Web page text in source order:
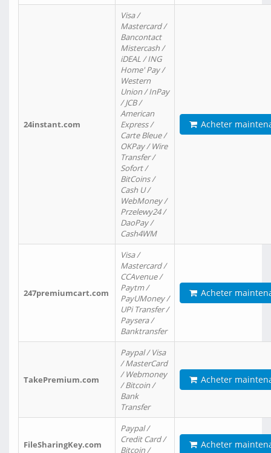
24instant.com
Visa /
Mastercard /
Bancontact
Mistercash /
iDEAL / ING
Home' Pay /
Western
Union / InPay
/ JCB /
American
Express /
Carte Bleue /
OKPay / Wire
Transfer /
Sofort /
BitCoins /
Cash U /
WebMoney /
Przelewy24 /
DaoPay /
Cash4WM
Acheter
247premiumcart.com
Visa /
Mastercard /
CCAvenue /
Paytm /
PayUMoney /
UPi Transfer /
Paysera /
Banktransfer
Acheter
TakePremium.com
Paypal / Visa
/ MasterCard
/ Webmoney
/ Bitcoin /
Bank
Transfer
Acheter
FileSharingKey.com
Paypal /
Credit Card /
Bitcoin /
Acheter